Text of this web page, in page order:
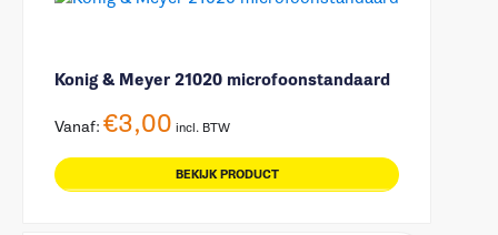
Konig & Meyer 21020 microfoonstandaard
Vanaf: €3,00 incl. BTW
BEKIJK PRODUCT